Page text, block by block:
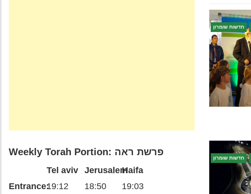
חדשות שומרון
חדשות שומרון
Weekly Torah Portion: פרשת ראה
Entrance:
Tel aviv
19:12
Jerusalem
18:50
Haifa
19:03